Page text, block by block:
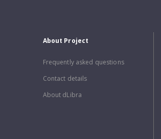
About Project
Frequently asked questions
Contact details
About dLibra